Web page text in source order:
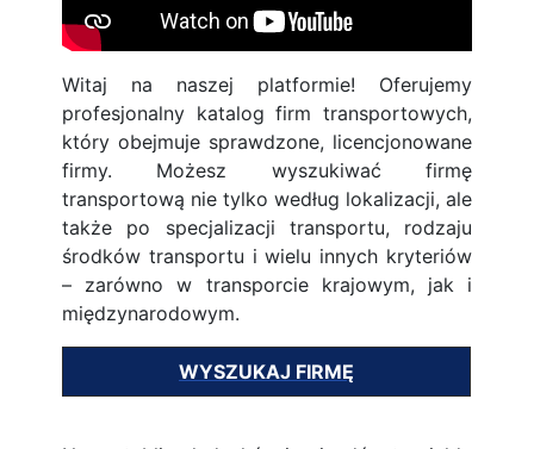
Witaj na naszej platformie! Oferujemy
profesjonalny katalog firm transportowych,
który obejmuje sprawdzone, licencjonowane
firmy. Możesz wyszukiwać firmę
transportową nie tylko według lokalizacji, ale
także po specjalizacji transportu, rodzaju
środków transportu i wielu innych kryteriów
– zarówno w transporcie krajowym, jak i
międzynarodowym.
WYSZUKAJ FIRMĘ